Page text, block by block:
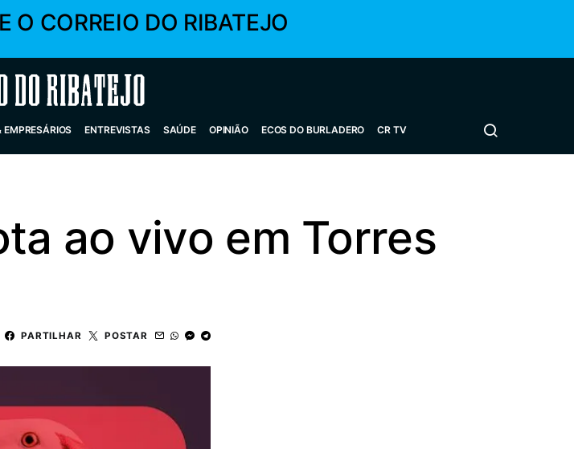
O CORREIO DO RIBATEJO
EMPRESÁRIOS ENTREVISTAS SAÚDE OPINIÃO ECOS DO BURLADERO CR TV
ao vivo em Torres
PARTILHAR POSTAR